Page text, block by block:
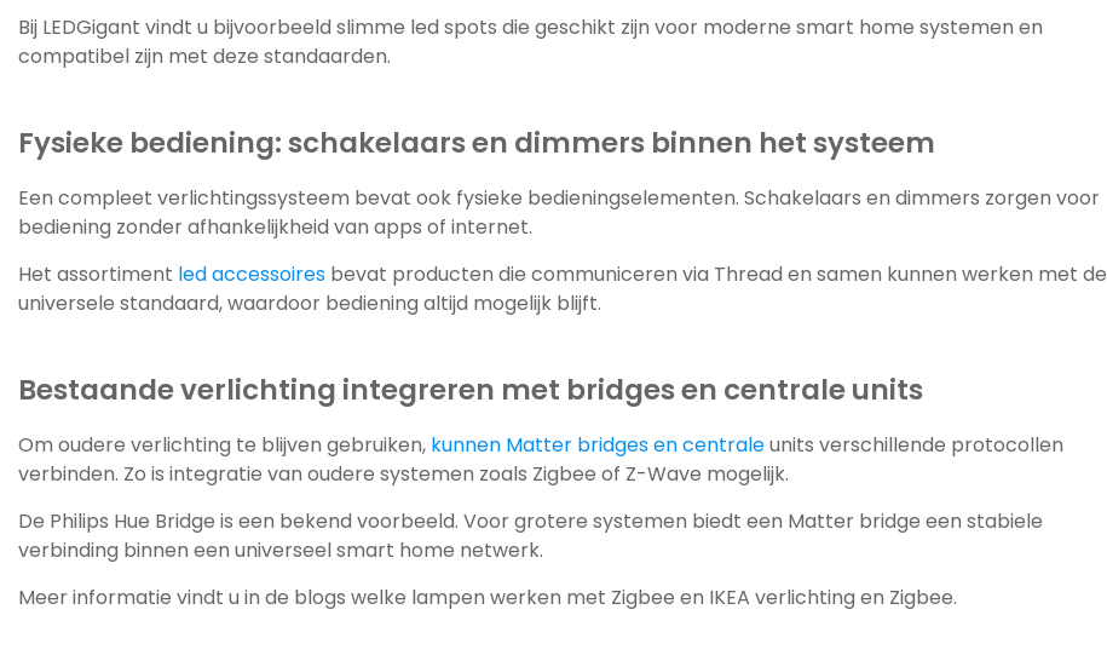
Bij LEDGigant vindt u bijvoorbeeld slimme led spots die geschikt zijn voor moderne smart home systemen en
compatibel zijn met deze standaarden.
Fysieke bediening: schakelaars en dimmers binnen het systeem
Een compleet verlichtingssysteem bevat ook fysieke bedieningselementen. Schakelaars en dimmers zorgen voor
bediening zonder afhankelijkheid van apps of internet.
Het assortiment led accessoires bevat producten die communiceren via Thread en samen kunnen werken met de
universele standaard, waardoor bediening altijd mogelijk blijft.
Bestaande verlichting integreren met bridges en centrale units
Om oudere verlichting te blijven gebruiken, kunnen Matter bridges en centraleunits verschillende protocollen
verbinden. Zo is integratie van oudere systemen zoals Zigbee of Z-Wave mogelijk.
De Philips Hue Bridge is een bekend voorbeeld. Voor grotere systemen biedt een Matter bridge een stabiele
verbinding binnen een universeel smart home netwerk.
Meer informatie vindt u in de blogs welke lampen werken met Zigbee en IKEA verlichting en Zigbee.